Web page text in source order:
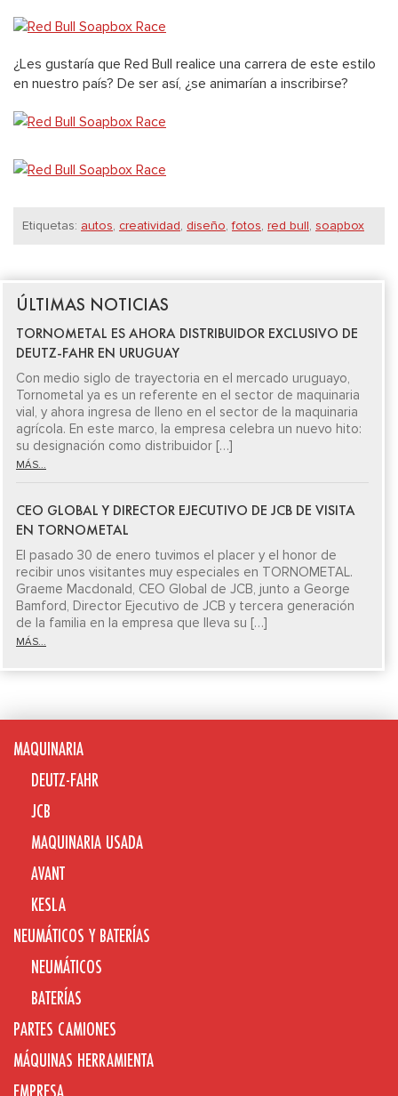
¿Les gustaría que Red Bull realice una carrera de este estilo
en nuestro país? De ser así, ¿se animarían a inscribirse?
Etiquetas: autos, creatividad, diseño,fotos, red bull, soapbox
ÚLTIMAS NOTICIAS
TORNOMETAL ES AHORA DISTRIBUIDOR EXCLUSIVO DE
DEUTZ-FAHR EN URUGUAY
Con medio siglo de trayectoria en el mercado uruguayo,
Tornometal ya es un referente en el sector de maquinaria
vial, y ahora ingresa de lleno en el sector de la maquinaria
agrícola. En este marco, la empresa celebra un nuevo hito:
su designación como distribuidor […]
MÁS...
CEO GLOBAL Y DIRECTOR EJECUTIVO DE JCB DE VISITA
EN TORNOMETAL
El pasado 30 de enero tuvimos el placer y el honor de
recibir unos visitantes muy especiales en TORNOMETAL.
Graeme Macdonald, CEO Global de JCB, junto a George
Bamford, Director Ejecutivo de JCB y tercera generación
de la familia en la empresa que lleva su […]
MÁS...
MAQUINARIA
DEUTZ-FAHR
JCB
MAQUINARIA USADA
AVANT
KESLA
NEUMÁTICOS Y BATERÍAS
NEUMÁTICOS
BATERÍAS
PARTES CAMIONES
MÁQUINAS HERRAMIENTA